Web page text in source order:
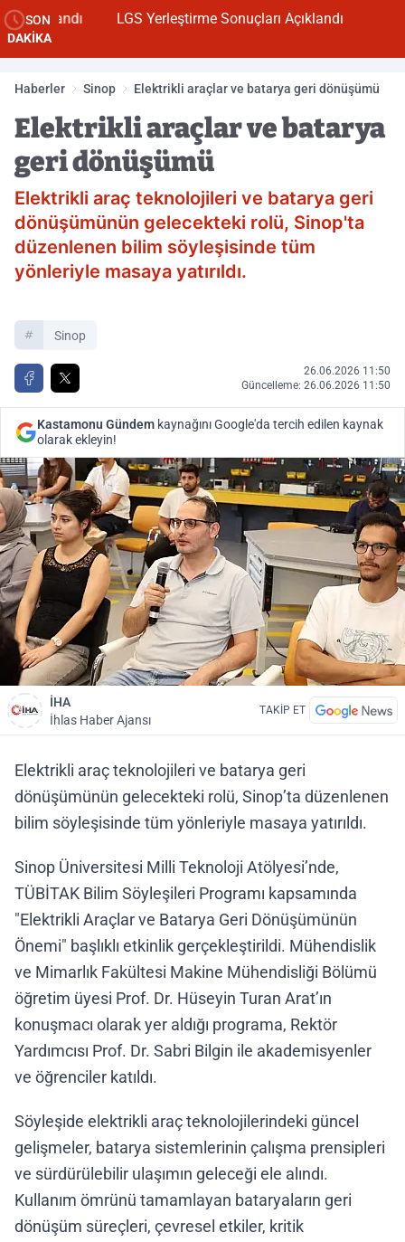
SON
DAKİKA
LGS Yerleştirme Sonuçları Açıklandı
Haberler Sinop Elektrikli araçlar ve batarya geri dönüşümü
Elektrikli araçlar ve batarya
geri dönüşümü
Elektrikli araç teknolojileri ve batarya geri
dönüşümünün gelecekteki rolü, Sinop'ta
düzenlenen bilim söyleşisinde tüm
yönleriyle masaya yatırıldı.
Sinop
26.06.2026 11:50
Güncelleme: 26.06.2026 11:50
Kastamonu Gündem kaynağını Google'da tercih edilen kaynak
olarak ekleyin!
İHA
İhlas Haber Ajansı
TAKİP ET
Elektrikli araç teknolojileri ve batarya geri
dönüşümünün gelecekteki rolü, Sinop’ta düzenlenen
bilim söyleşisinde tüm yönleriyle masaya yatırıldı.
Sinop Üniversitesi Milli Teknoloji Atölyesi’nde,
TÜBİTAK Bilim Söyleşileri Programı kapsamında
"Elektrikli Araçlar ve Batarya Geri Dönüşümünün
Önemi" başlıklı etkinlik gerçekleştirildi. Mühendislik
ve Mimarlık Fakültesi Makine Mühendisliği Bölümü
öğretim üyesi Prof. Dr. Hüseyin Turan Arat’ın
konuşmacı olarak yer aldığı programa, Rektör
Yardımcısı Prof. Dr. Sabri Bilgin ile akademisyenler
ve öğrenciler katıldı.
Söyleşide elektrikli araç teknolojilerindeki güncel
gelişmeler, batarya sistemlerinin çalışma prensipleri
ve sürdürülebilir ulaşımın geleceği ele alındı.
Kullanım ömrünü tamamlayan bataryaların geri
dönüşüm süreçleri, çevresel etkiler, kritik